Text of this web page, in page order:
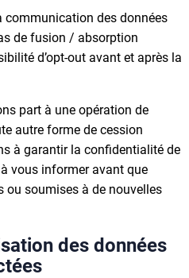
des données
de fusion / absorption
d’opt-out avant et après la
part à une opération de
autre forme de cession
à garantir la confidentialité de
vous informer avant que
ou soumises à de nouvelles
des données